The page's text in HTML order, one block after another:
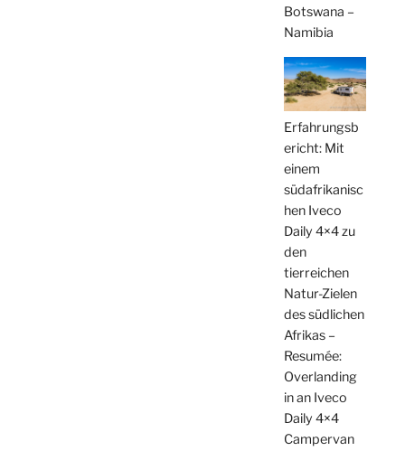
Botswana –
Namibia
Erfahrungsb
ericht: Mit
einem
südafrikanisc
hen Iveco
Daily 4×4 zu
den
tierreichen
Natur-Zielen
des südlichen
Afrikas –
Resumée:
Overlanding
in an Iveco
Daily 4×4
Campervan